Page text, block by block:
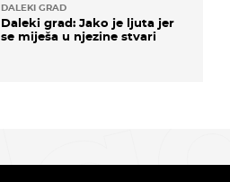
DALEKI GRAD
Daleki grad: Jako je ljuta jer
se miješa u njezine stvari